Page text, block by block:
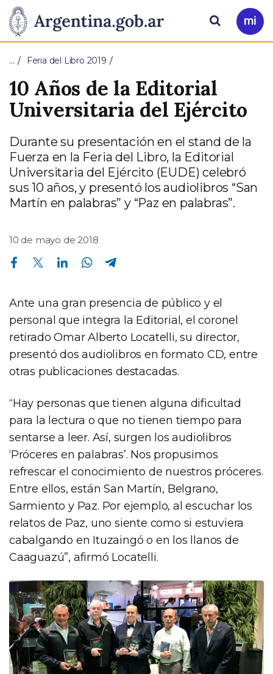
Presidencia
de
la
Nación
Pasar al contenido principal
Ir
a
Buscar
… Feria del Libro 2019
10 Años de la Editorial
Universitaria del Ejército
Durante su presentación en el stand de la
Fuerza en la Feria del Libro, la Editorial
Universitaria del Ejército (EUDE) celebró
sus 10 años, y presentó los audiolibros “San
Martín en palabras” y “Paz en palabras”.
10 de mayo de 2018
Compartir en Facebook Compartir en Twitter Compartir en Linkedin Compartir en Whatsapp
Ante una gran presencia de público y el
personal que integra la Editorial, el coronel
retirado Omar Alberto Locatelli, su director,
presentó dos audiolibros en formato CD, entre
otras publicaciones destacadas.
“Hay personas que tienen alguna dificultad
para la lectura o que no tienen tiempo para
sentarse a leer. Así, surgen los audiolibros
‘Próceres en palabras’. Nos propusimos
refrescar el conocimiento de nuestros próceres.
Entre ellos, están San Martín, Belgrano,
Sarmiento y Paz. Por ejemplo, al escuchar los
relatos de Paz, uno siente como si estuviera
cabalgando en Ituzaingó o en los llanos de
Caaguazú”, afirmó Locatelli.